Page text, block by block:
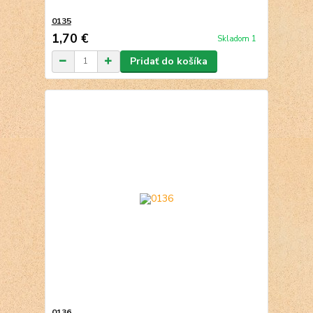
0135
1,70 € Skladom 1
Pridať do košíka